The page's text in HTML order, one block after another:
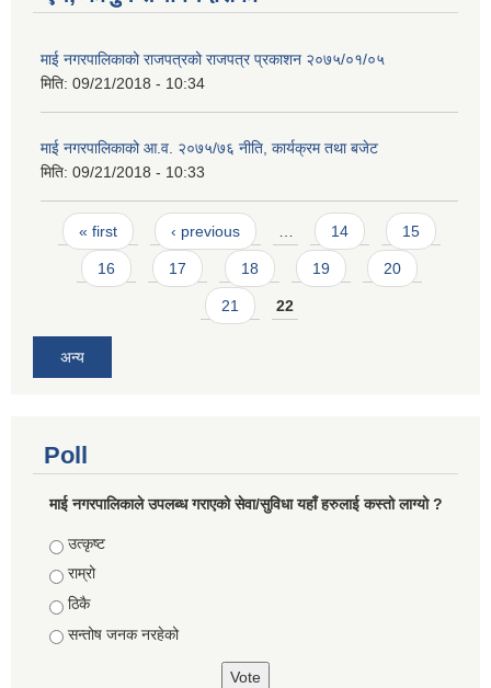
माई नगरपालिकाको राजपत्रको राजपत्र प्रकाशन २०७५/०१/०५
मिति: 09/21/2018 - 10:34
माई नगरपालिकाको आ.व. २०७५/७६ नीति, कार्यक्रम तथा बजेट
मिति: 09/21/2018 - 10:33
Pages
« first ‹ previous … 14 15
16 17 18 19 20
21 22
अन्य
Poll
माई नगरपालिकाले उपलब्ध गराएको सेवा/सुविधा यहाँ हरुलाई कस्तो लाग्यो ?
Choices
उत्कृष्ट
राम्रो
ठिकै
सन्तोष जनक नरहेको